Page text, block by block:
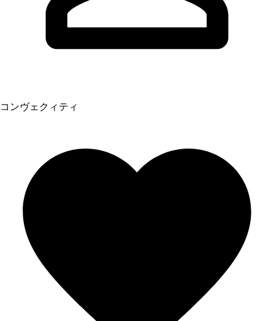
コンヴェクィティ